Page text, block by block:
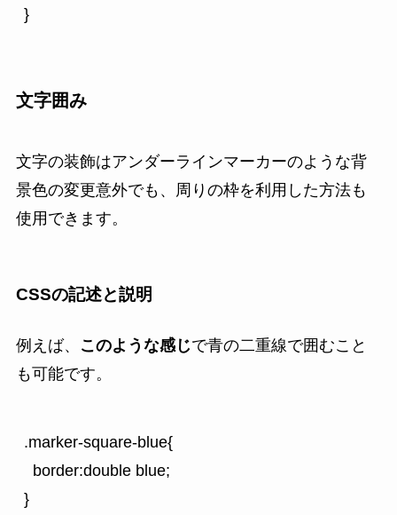
}
文字囲み
文字の装飾はアンダーラインマーカーのような背
景色の変更意外でも、周りの枠を利用した方法も
使用できます。
CSSの記述と説明
例えば、 このような感じで青の二重線で囲むこと
も可能です。
.marker-square-blue{
  border:double blue;
}